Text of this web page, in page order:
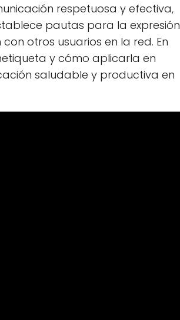
respetuosa y efectiva,
pautas para la expresión
otros usuarios en la red. En
y cómo aplicarla en
saludable y productiva en